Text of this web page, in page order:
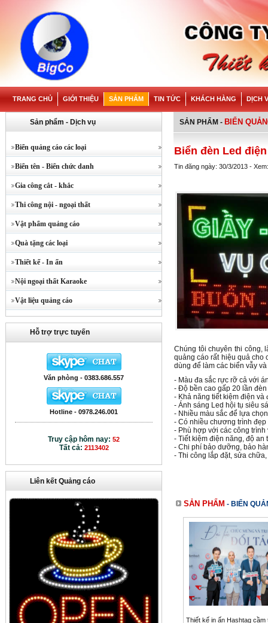
TRANG CHỦ GIỚI THIỆU SẢN PHẨM TIN TỨC KHÁCH HÀNG DỊCH
Sản phẩm - Dịch vụ
Biển quảng cáo các loại
Biển tên - Biển chức danh
Gia công cắt - khắc
Thi công nội - ngoại thất
Vật phẩm quảng cáo
Quà tặng các loại
Thiết kế - In ấn
Nội ngoại thất Karaoke
Vật liệu quảng cáo
Hỗ trợ trực tuyến
Văn phòng - 0383.686.557
Hotline - 0978.246.001
Truy cập hôm nay: 52
Tất cả: 2113402
Liên kết Quảng cáo
SẢN PHẨM - BIỂN
Biển đèn Led
Tin đăng ngày: 30/3/2013 -
Chúng tôi chuyên thi công,
quảng cáo rất hiệu quả cho
dùng để làm các biển vẫy
- Màu đa sắc rực rỡ cả với
- Độ bền cao gấp 20 lần
- Khả năng tiết kiệm điện
- Ánh sáng Led hội tụ siêu
- Nhiều màu sắc để lựa
- Có nhiều chương trình đẹp
- Phù hợp với các công
- Tiết kiệm điện năng, độ an
- Chi phí bảo dưỡng, bảo
- Thi công lắp đặt, sửa
SẢN PHẨM - BIỂN
Thiết kế in ấn Hashtag cầm